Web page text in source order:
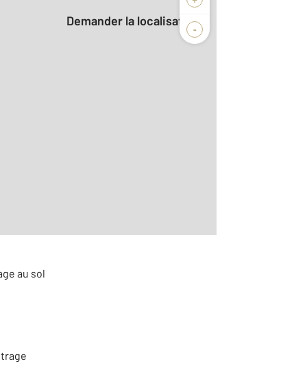
-
Demander la localisation
au sol